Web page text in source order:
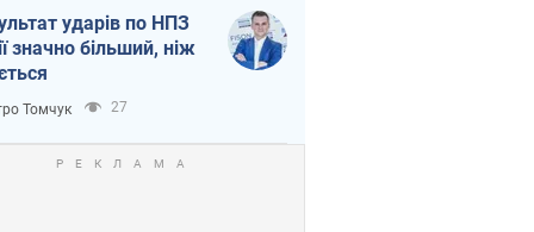
ударів по НПЗ
значно більший, ніж
Томчук 27